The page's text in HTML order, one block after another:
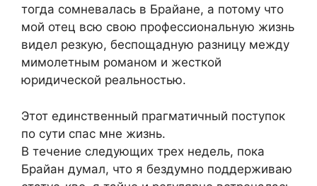
тогда сомневалась в Брайане, а потому что
мой отец всю свою профессиональную жизнь
видел резкую, беспощадную разницу между
мимолетным романом и жесткой
юридической реальностью.
Этот единственный прагматичный поступок
по сути спас мне жизнь.
В течение следующих трех недель, пока
Брайан думал, что я бездумно поддерживаю